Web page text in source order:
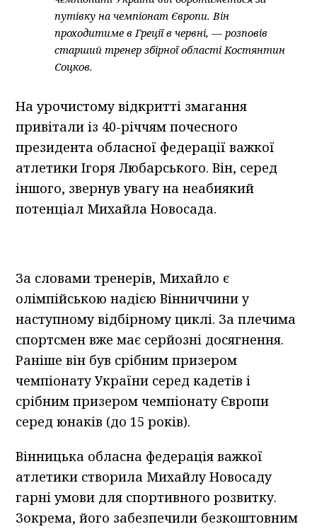
путівку на чемпіонат Європи. Він
проходитиме в Греції в червні, — розповів
старший тренер збірної області Костянтин
Соцков.
На урочистому відкритті змагання
привітали із 40-річчям почесного
президента обласної федерації важкої
атлетики Ігоря Любарського. Він, серед
іншого, звернув увагу на неабиякий
потенціал Михайла Новосада.
За словами тренерів, Михайло є
олімпійською надією Вінниччини у
наступному відбірному циклі. За плечима
спортсмен вже має серйозні досягнення.
Раніше він був срібним призером
чемпіонату України серед кадетів і
срібним призером чемпіонату Європи
серед юнаків (до 15 років).
Вінницька обласна федерація важкої
атлетики створила Михайлу Новосаду
гарні умови для спортивного розвитку.
Зокрема, його забезпечили безкоштовним